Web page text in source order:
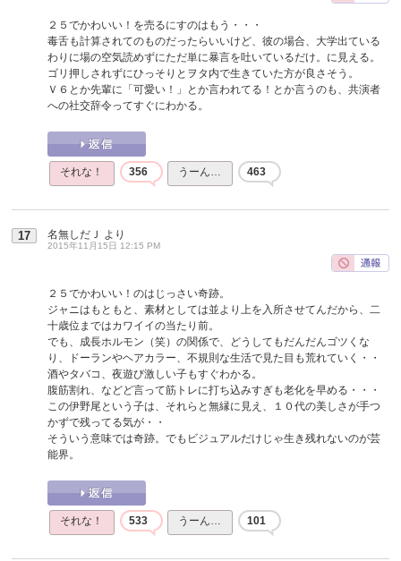
２５でかわいい！を売るにすのはもう・・・
毒舌も計算されてのものだったらいいけど、彼の場合、大学出ている
わりに場の空気読めずにただ単に暴言を吐いているだけ。に見える。
ゴリ押しされずにひっそりとヲタ内で生きていた方が良さそう。
Ｖ６とか先輩に「可愛い！」とか言われてる！とか言うのも、共演者
への社交辞令ってすぐにわかる。
それな！ 356 うーん… 463
17 名無しだＪ より
2015年11月15日 12:15 PM
２５でかわいい！のはじっさい奇跡。
ジャニはもともと、素材としては並より上を入所させてんだから、二
十歳位まではカワイイの当たり前。
でも、成長ホルモン（笑）の関係で、どうしてもだんだんゴツくな
り、ドーランやヘアカラー、不規則な生活で見た目も荒れていく・・
酒やタバコ、夜遊び激しい子もすぐわかる。
腹筋割れ、などど言って筋トレに打ち込みすぎも老化を早める・・・
この伊野尾という子は、それらと無縁に見え、１０代の美しさが手つ
かずで残ってる気が・・
そういう意味では奇跡。でもビジュアルだけじゃ生き残れないのが芸
能界。
それな！ 533 うーん… 101